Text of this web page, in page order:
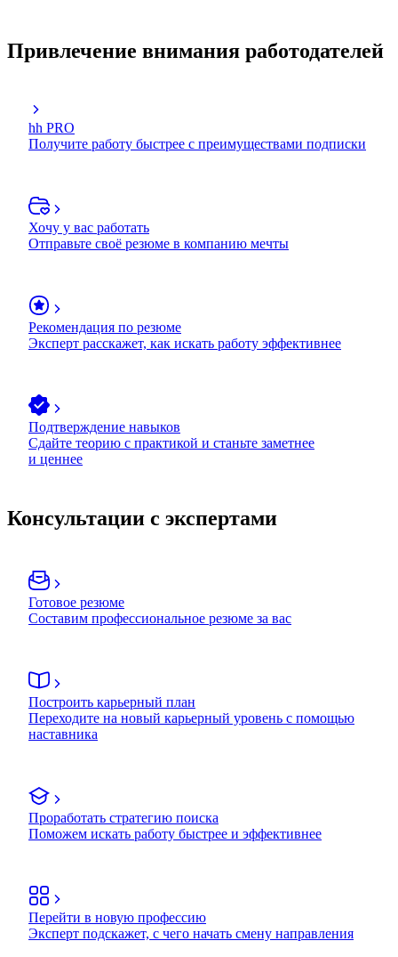
Привлечение внимания работодателей
hh PRO
Получите работу быстрее с преимуществами подписки
Хочу у вас работать
Отправьте своё резюме в компанию мечты
Рекомендация по резюме
Эксперт расскажет, как искать работу эффективнее
Подтверждение навыков
Сдайте теорию с практикой и станьте заметнее
и ценнее
Консультации с экспертами
Готовое резюме
Составим профессиональное резюме за вас
Построить карьерный план
Переходите на новый карьерный уровень с помощью
наставника
Проработать стратегию поиска
Поможем искать работу быстрее и эффективнее
Перейти в новую профессию
Эксперт подскажет, с чего начать смену направления